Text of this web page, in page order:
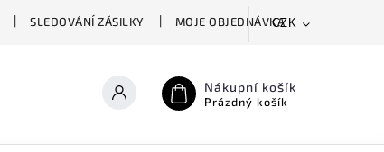
SLEDOVÁNÍ ZÁSILKY MOJE OBJEDNÁVKACZK
Nákupní košík
Prázdný košík